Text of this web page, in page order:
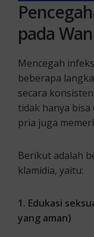
pada
Mencegah
beberapa
secara
tidak hanya
pria juga
Berikut adalah
klamidia, yaitu:
1. Edukasi
yang aman)